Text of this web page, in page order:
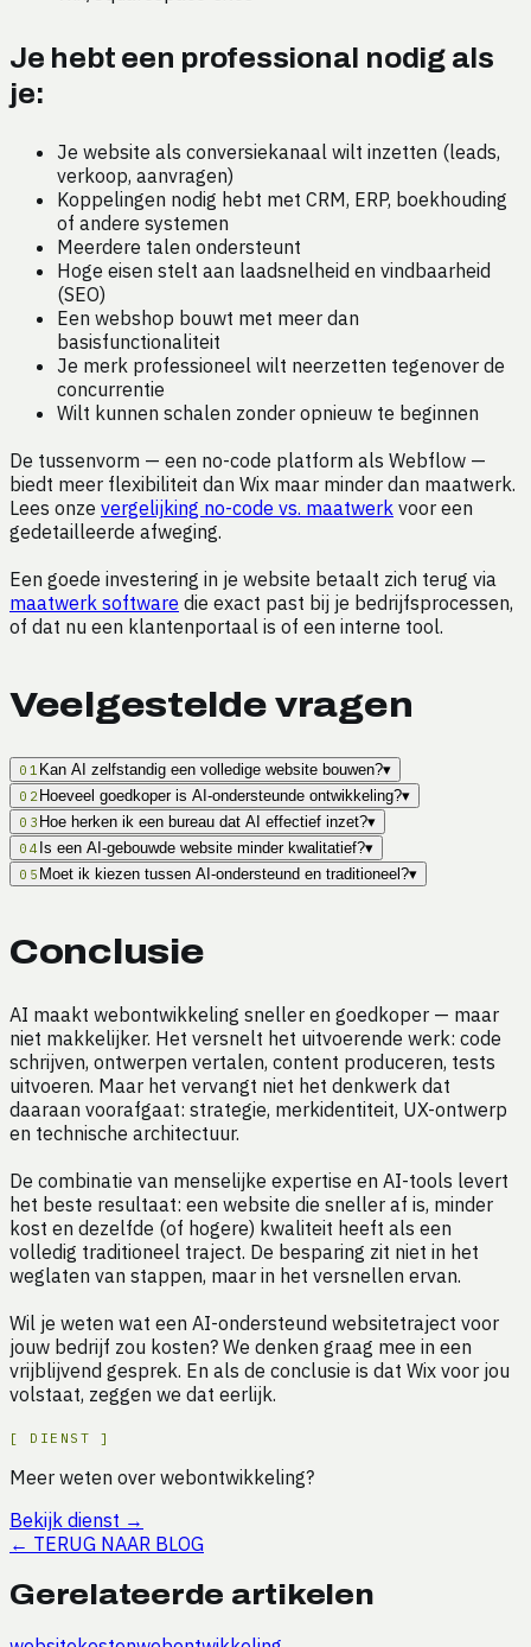
Je hebt een professional nodig als
je:
Je website als conversiekanaal wilt inzetten (leads,
verkoop, aanvragen)
Koppelingen nodig hebt met CRM, ERP, boekhouding
of andere systemen
Meerdere talen ondersteunt
Hoge eisen stelt aan laadsnelheid en vindbaarheid
(SEO)
Een webshop bouwt met meer dan
basisfunctionaliteit
Je merk professioneel wilt neerzetten tegenover de
concurrentie
Wilt kunnen schalen zonder opnieuw te beginnen
De tussenvorm — een no-code platform als Webflow —
biedt meer flexibiliteit dan Wix maar minder dan maatwerk.
Lees onze vergelijking no-code vs. maatwerk voor een
gedetailleerde afweging.
Een goede investering in je website betaalt zich terug via
maatwerk software die exact past bij je bedrijfsprocessen,
of dat nu een klantenportaal is of een interne tool.
Veelgestelde vragen
01 Kan AI zelfstandig een volledige website bouwen?▾
02 Hoeveel goedkoper is AI-ondersteunde ontwikkeling?▾
03 Hoe herken ik een bureau dat AI effectief inzet?▾
04Is een AI-gebouwde website minder kwalitatief?▾
05 Moet ik kiezen tussen AI-ondersteund en traditioneel?▾
Conclusie
AI maakt webontwikkeling sneller en goedkoper — maar
niet makkelijker. Het versnelt het uitvoerende werk: code
schrijven, ontwerpen vertalen, content produceren, tests
uitvoeren. Maar het vervangt niet het denkwerk dat
daaraan voorafgaat: strategie, merkidentiteit, UX-ontwerp
en technische architectuur.
De combinatie van menselijke expertise en AI-tools levert
het beste resultaat: een website die sneller af is, minder
kost en dezelfde (of hogere) kwaliteit heeft als een
volledig traditioneel traject. De besparing zit niet in het
weglaten van stappen, maar in het versnellen ervan.
Wil je weten wat een AI-ondersteund websitetraject voor
jouw bedrijf zou kosten? We denken graag mee in een
vrijblijvend gesprek. En als de conclusie is dat Wix voor jou
volstaat, zeggen we dat eerlijk.
[ DIENST ]
Meer weten over webontwikkeling?
Bekijk dienst →
← TERUG NAAR BLOG
Gerelateerde artikelen